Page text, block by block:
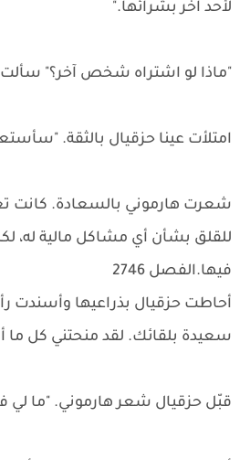
لأحد آخر بشرائها."
"ماذا لو اشتراه شخص آخر؟" سألت
امتلأت عينا حزقيال بالثقة.
شعرت هارموني بالسعادة. كانت
للقلق بشأن أي مشاكل مالية له،
فيها.الفصل 2746
أحاطت حزقيال بذراعيها وأسندت
سعيدة بلقائك. لقد منحتني كل ما
قبّل حزقيال شعر هارموني. "ما لي